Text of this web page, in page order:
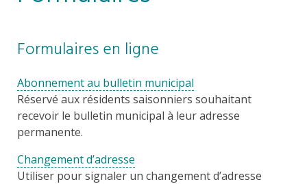
Formulaires en ligne
Abonnement au bulletin municipal
Réservé aux résidents saisonniers souhaitant
recevoir le bulletin municipal à leur adresse
permanente.
Changement d’adresse
Utiliser pour signaler un changement d’adresse